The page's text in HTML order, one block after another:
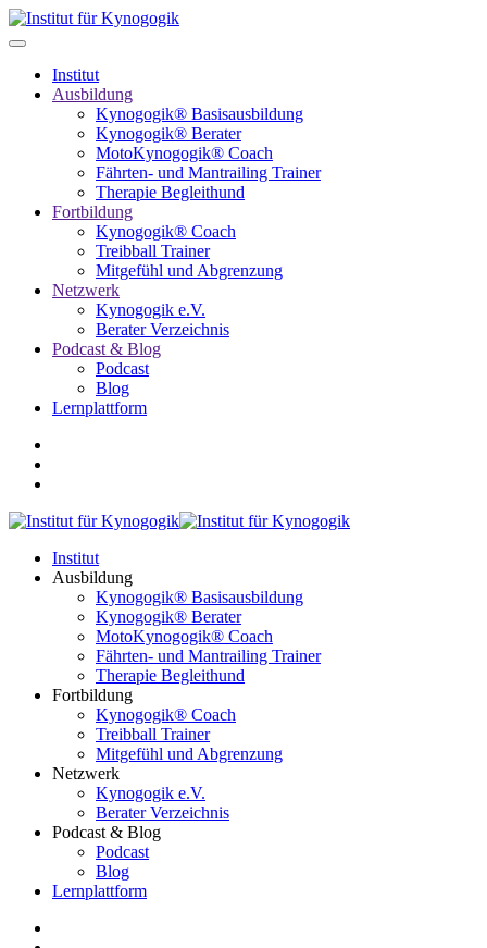
Institut
Ausbildung
Kynogogik® Basisausbildung
Kynogogik® Berater
MotoKynogogik® Coach
Fährten- und Mantrailing Trainer
Therapie Begleithund
Fortbildung
Kynogogik® Coach
Treibball Trainer
Mitgefühl und Abgrenzung
Netzwerk
Kynogogik e.V.
Berater Verzeichnis
Podcast & Blog
Podcast
Blog
Lernplattform
Institut
Ausbildung
Kynogogik® Basisausbildung
Kynogogik® Berater
MotoKynogogik® Coach
Fährten- und Mantrailing Trainer
Therapie Begleithund
Fortbildung
Kynogogik® Coach
Treibball Trainer
Mitgefühl und Abgrenzung
Netzwerk
Kynogogik e.V.
Berater Verzeichnis
Podcast & Blog
Podcast
Blog
Lernplattform